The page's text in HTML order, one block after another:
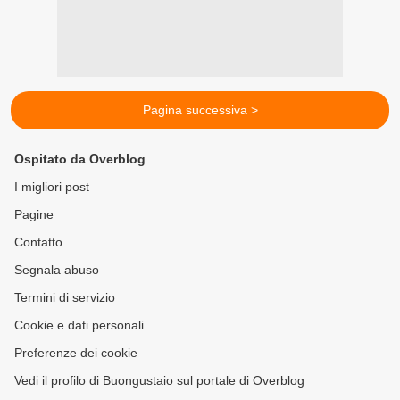
Pagina successiva >
Ospitato da Overblog
I migliori post
Pagine
Contatto
Segnala abuso
Termini di servizio
Cookie e dati personali
Preferenze dei cookie
Vedi il profilo di Buongustaio sul portale di Overblog